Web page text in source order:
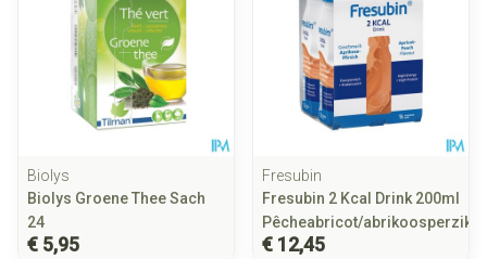
Biolys
Biolys Groene Thee Sach
24
€ 5,95
Fresubin
Fresubin 2 Kcal Drink 200ml
Pêcheabricot/abrikoosperzik
€ 12,45